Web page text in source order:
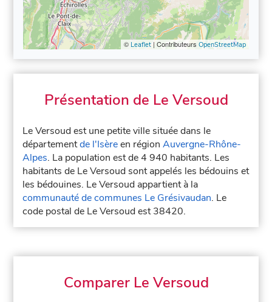
© Leaflet| Contributeurs OpenStreetMap
Présentation de Le Versoud
Le Versoud est une petite ville située dans le
départementde l'Isèreen régionAuvergne-Rhône-
Alpes. La population est de 4 940 habitants. Les
habitants de Le Versoud sont appelés les bédouins et
les bédouines. Le Versoud appartient à la
communauté de communes Le Grésivaudan. Le
code postal de Le Versoud est 38420.
Comparer Le Versoud